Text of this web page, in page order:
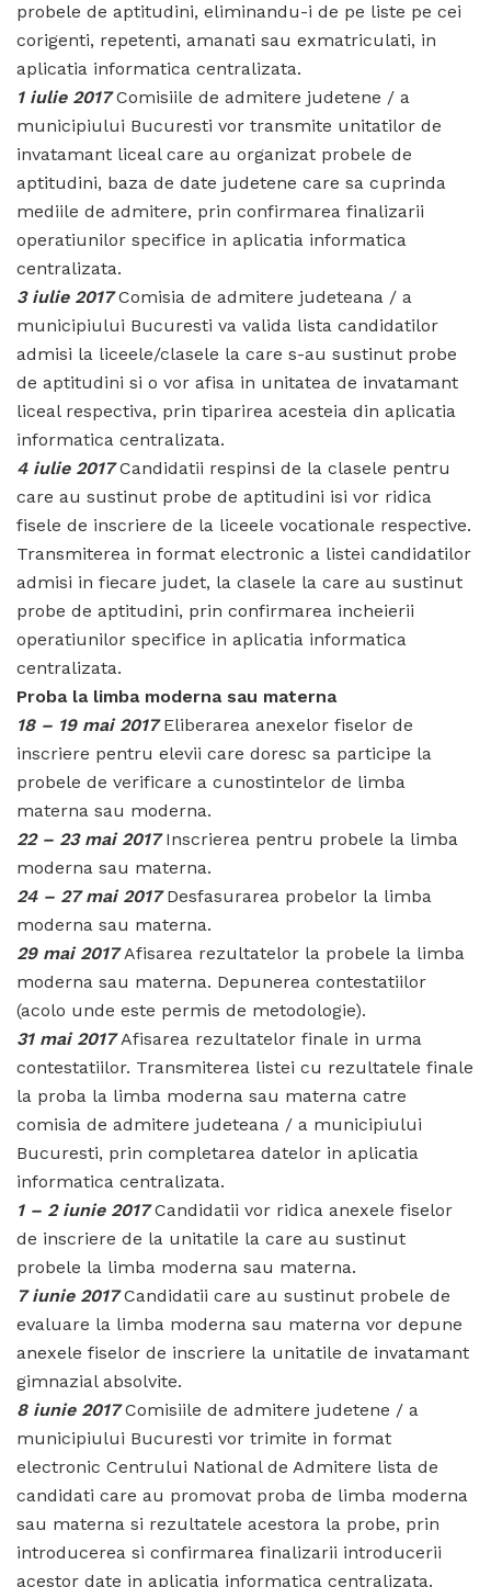
probele de aptitudini, eliminandu-i de pe liste pe cei
corigenti, repetenti, amanati sau exmatriculati, in
aplicatia informatica centralizata.
1 iulie 2017Comisiile de admitere judetene / a
municipiului Bucuresti vor transmite unitatilor de
invatamant liceal care au organizat probele de
aptitudini, baza de date judetene care sa cuprinda
mediile de admitere, prin confirmarea finalizarii
operatiunilor specifice in aplicatia informatica
centralizata.
3 iulie 2017Comisia de admitere judeteana / a
municipiului Bucuresti va valida lista candidatilor
admisi la liceele/clasele la care s-au sustinut probe
de aptitudini si o vor afisa in unitatea de invatamant
liceal respectiva, prin tiparirea acesteia din aplicatia
informatica centralizata.
4 iulie 2017Candidatii respinsi de la clasele pentru
care au sustinut probe de aptitudini isi vor ridica
fisele de inscriere de la liceele vocationale respective.
Transmiterea in format electronic a listei candidatilor
admisi in fiecare judet, la clasele la care au sustinut
probe de aptitudini, prin confirmarea incheierii
operatiunilor specifice in aplicatia informatica
centralizata.
Proba la limba moderna sau materna
18 – 19 mai 2017Eliberarea anexelor fiselor de
inscriere pentru elevii care doresc sa participe la
probele de verificare a cunostintelor de limba
materna sau moderna.
22 – 23 mai 2017Inscrierea pentru probele la limba
moderna sau materna.
24 – 27 mai 2017Desfasurarea probelor la limba
moderna sau materna.
29 mai 2017Afisarea rezultatelor la probele la limba
moderna sau materna. Depunerea contestatiilor
(acolo unde este permis de metodologie).
31 mai 2017Afisarea rezultatelor finale in urma
contestatiilor. Transmiterea listei cu rezultatele finale
la proba la limba moderna sau materna catre
comisia de admitere judeteana / a municipiului
Bucuresti, prin completarea datelor in aplicatia
informatica centralizata.
1 – 2 iunie 2017Candidatii vor ridica anexele fiselor
de inscriere de la unitatile la care au sustinut
probele la limba moderna sau materna.
7 iunie 2017Candidatii care au sustinut probele de
evaluare la limba moderna sau materna vor depune
anexele fiselor de inscriere la unitatile de invatamant
gimnazial absolvite.
8 iunie 2017Comisiile de admitere judetene / a
municipiului Bucuresti vor trimite in format
electronic Centrului National de Admitere lista de
candidati care au promovat proba de limba moderna
sau materna si rezultatele acestora la probe, prin
introducerea si confirmarea finalizarii introducerii
acestor date in aplicatia informatica centralizata.